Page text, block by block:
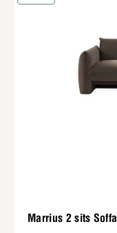
Marrius 2 sits Soffa